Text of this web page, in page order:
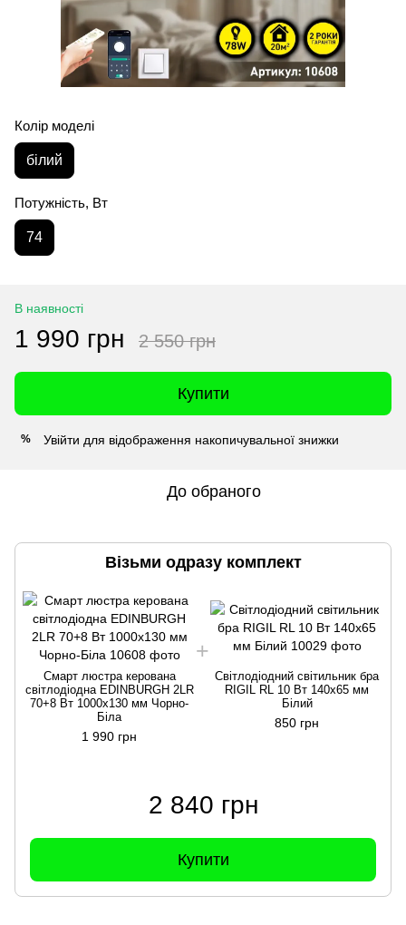
Колір моделі
білий
Потужність, Вт
74
В наявності
1 990 грн 2 550 грн
Купити
% Увійти для відображення накопичувальної знижки
До обраного
Візьми одразу комплект
Смарт люстра керована
світлодіодна EDINBURGH 2LR
70+8 Вт 1000x130 мм Чорно-
Біла
1 990 грн
Світлодіодний світильник бра
RIGIL RL 10 Вт 140x65 мм
Білий
850 грн
2 840 грн
Купити